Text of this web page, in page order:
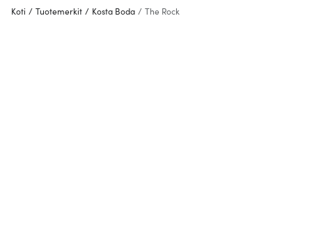
Koti / Tuotemerkit / Kosta Boda / The Rock